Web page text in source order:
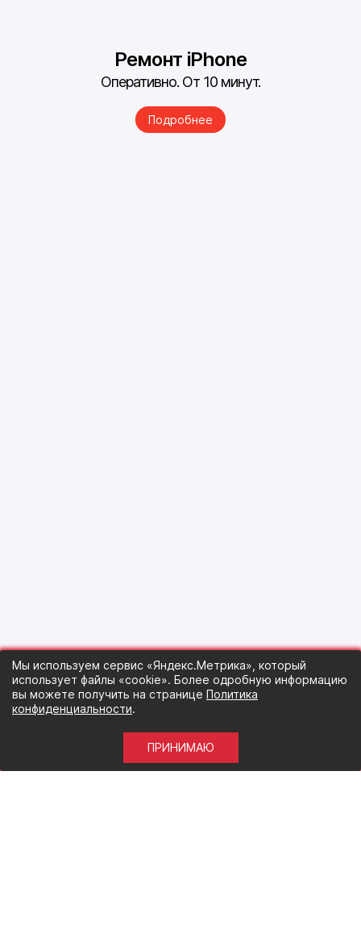
Ремонт iPhone
Оперативно. От 10 минут.
Подробнее
Мы используем сервис «Яндекс.Метрика», который
использует файлы «cookie». Более одробную информацию
вы можете получить на странице Политика
конфиденциальности.
ПРИНИМАЮ